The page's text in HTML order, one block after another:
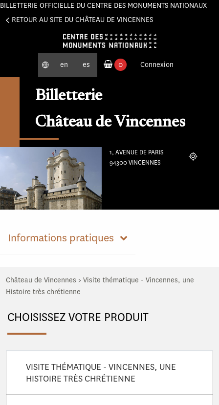
BILLETTERIE OFFICIELLE DU CENTRE DES MONUMENTS NATIONAUX
RETOUR AU SITE DU CHÂTEAU DE VINCENNES
en es
0
Connexion
Billetterie
Château de Vincennes
1, AVENUE DE PARIS
94300 VINCENNES
Localiser
Informations pratiques
Château de Vincennes > Visite thématique - Vincennes, une
Histoire très chrétienne
CHOISISSEZ VOTRE PRODUIT
VISITE THÉMATIQUE - VINCENNES, UNE
HISTOIRE TRÈS CHRÉTIENNE
Panneau de gestion des cookies